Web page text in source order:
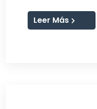
Leer Más